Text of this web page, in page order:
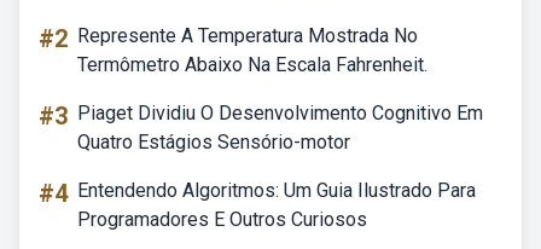
#2 Represente A Temperatura Mostrada No
Termômetro Abaixo Na Escala Fahrenheit.
#3 Piaget Dividiu O Desenvolvimento Cognitivo Em
Quatro Estágios Sensório-motor
#4 Entendendo Algoritmos: Um Guia Ilustrado Para
Programadores E Outros Curiosos